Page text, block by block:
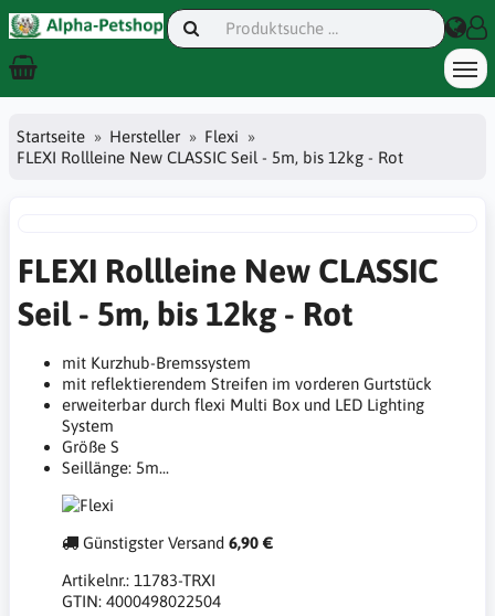
Startseite Hersteller
Flexi
FLEXI Rollleine New CLASSIC Seil - 5m, bis 12kg - Rot
FLEXI Rollleine New CLASSIC
Seil - 5m, bis 12kg - Rot
mit Kurzhub-Bremssystem
mit reflektierendem Streifen im vorderen Gurtstück
erweiterbar durch flexi Multi Box und LED Lighting
System
Größe S
Seillänge: 5m...
Günstigster Versand 6,90 €
Artikelnr.: 11783-TRXI
GTIN: 4000498022504